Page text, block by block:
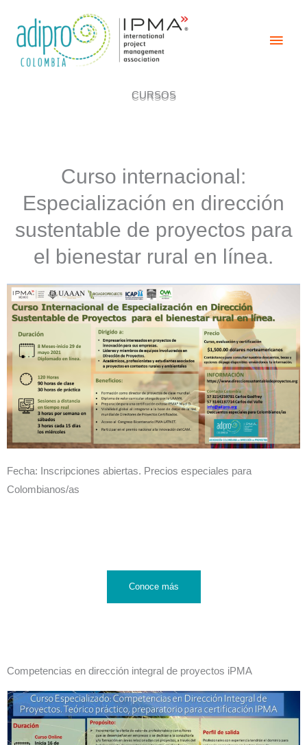
contenido
CURSOS
Curso internacional:
Especialización en dirección
sustentable de proyectos para
el bienestar rural en línea.
Fecha: Inscripciones abiertas. Precios especiales para
Colombianos/as
Conoce más
Competencias en dirección integral de proyectos iPMA